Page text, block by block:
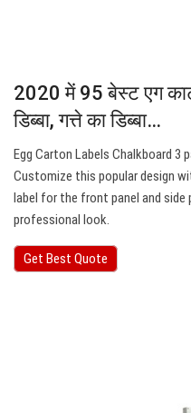
2020 में 95 बेस्ट एग
डिब्बा, गत्ते का डिब्बा…
Egg Carton Labels Chalkboard 3
Customize this popular design
label for the front panel and
professional look.
Get Best Quote